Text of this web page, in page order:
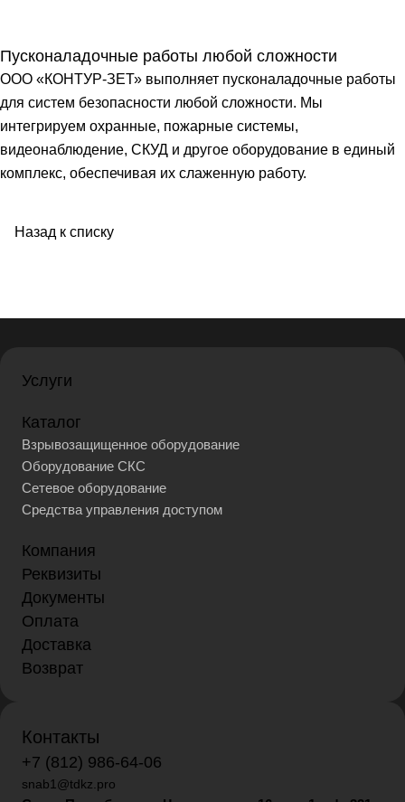
Пусконаладочные работы любой сложности
ООО «КОНТУР-ЗЕТ» выполняет пусконаладочные работы
для систем безопасности любой сложности. Мы
интегрируем охранные, пожарные системы,
видеонаблюдение, СКУД и другое оборудование в единый
комплекс, обеспечивая их слаженную работу.
Назад к списку
Услуги
Каталог
Взрывозащищенное оборудование
Оборудование СКС
Сетевое оборудование
Средства управления доступом
Компания
Реквизиты
Документы
Оплата
Доставка
Возврат
Контакты
+7 (812) 986-64-06
snab1@tdkz.pro